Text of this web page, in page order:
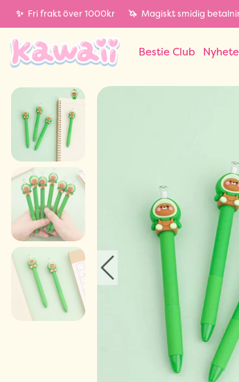
✨ Fri frakt över 1000kr 🦄 Magiskt smidig
Bestie Club